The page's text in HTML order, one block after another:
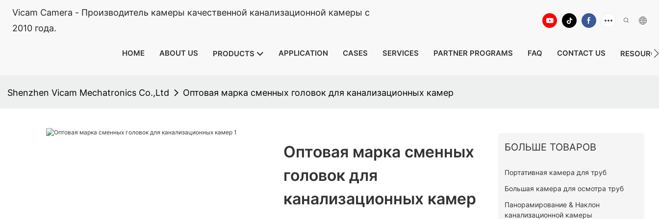
Vicam Camera - Производитель камеры качественной канализационной камеры с
2010 года.
HOME ABOUT US PRODUCTS APPLICATION CASES SERVICES PARTNER PROGRAMS FAQ CONTACT US
Shenzhen Vicam Mechatronics Co.,Ltd Оптовая марка сменных головок для канализационных камер
Оптовая марка сменных
головок для
канализационных камер
БОЛЬШЕ ТОВАРОВ
Портативная камера для труб
Большая камера для осмотра труб
Панорамирование & Наклон
канализационной камеры